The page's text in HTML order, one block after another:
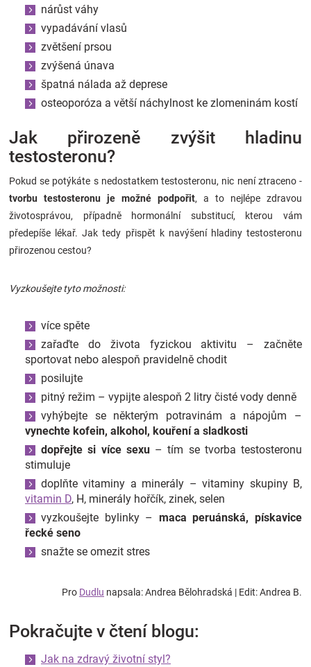
nárůst váhy
vypadávání vlasů
zvětšení prsou
zvýšená únava
špatná nálada až deprese
osteoporóza a větší náchylnost ke zlomeninám kostí
Jak přirozeně zvýšit hladinu
testosteronu?
Pokud se potýkáte s nedostatkem testosteronu, nic není ztraceno -
tvorbu testosteronu je možné podpořit, a to nejlépe zdravou
životosprávou, případně hormonální substitucí, kterou vám
předepíše lékař. Jak tedy přispět k navýšení hladiny testosteronu
přirozenou cestou?
Vyzkoušejte tyto možnosti:
více spěte
zařaďte do života fyzickou aktivitu – začněte
sportovat nebo alespoň pravidelně chodit
posilujte
pitný režim – vypijte alespoň 2 litry čisté vody denně
vyhýbejte se některým potravinám a nápojům –
vynechte kofein, alkohol, kouření a sladkosti
dopřejte si více sexu– tím se tvorba testosteronu
stimuluje
doplňte vitaminy a minerály – vitaminy skupiny B,
vitamin D, H, minerály hořčík, zinek, selen
vyzkoušejte bylinky – maca peruánská, pískavice
řecké seno
snažte se omezit stres
Pro Dudlu napsala: Andrea Bělohradská | Edit: Andrea B.
Pokračujte v čtení blogu:
Jak na zdravý životní styl?